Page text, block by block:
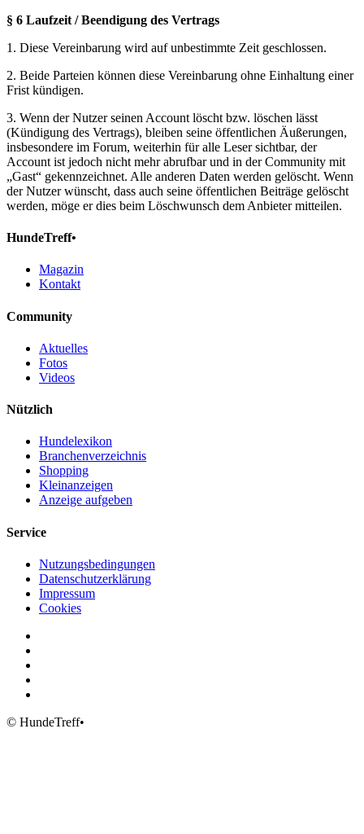
§ 6 Laufzeit / Beendigung des Vertrags
1. Diese Vereinbarung wird auf unbestimmte Zeit geschlossen.
2. Beide Parteien können diese Vereinbarung ohne Einhaltung einer
Frist kündigen.
3. Wenn der Nutzer seinen Account löscht bzw. löschen lässt
(Kündigung des Vertrags), bleiben seine öffentlichen Äußerungen,
insbesondere im Forum, weiterhin für alle Leser sichtbar, der
Account ist jedoch nicht mehr abrufbar und in der Community mit
„Gast“ gekennzeichnet. Alle anderen Daten werden gelöscht. Wenn
der Nutzer wünscht, dass auch seine öffentlichen Beiträge gelöscht
werden, möge er dies beim Löschwunsch dem Anbieter mitteilen.
HundeTreff•
Magazin
Kontakt
Community
Aktuelles
Fotos
Videos
Nützlich
Hundelexikon
Branchenverzeichnis
Shopping
Kleinanzeigen
Anzeige aufgeben
Service
Nutzungsbedingungen
Datenschutzerklärung
Impressum
Cookies
© HundeTreff•